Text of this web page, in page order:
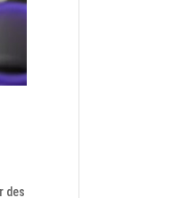
des